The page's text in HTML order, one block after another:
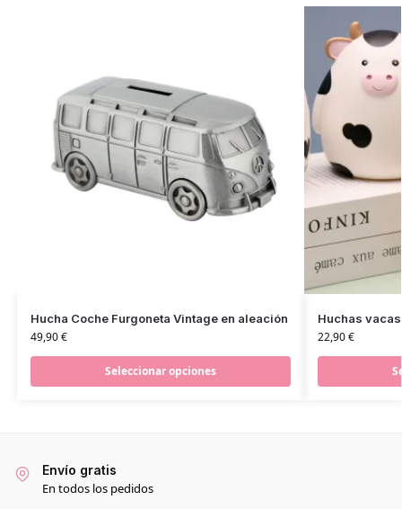
Hucha Coche Furgoneta Vintage en aleación
49,90€
Seleccionar opciones
Huchas
22,90€
Envío gratis
En todos los pedidos